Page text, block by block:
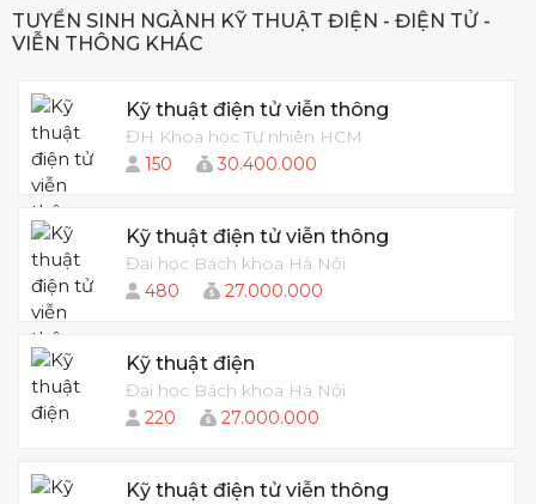
TUYỂN SINH NGÀNH KỸ THUẬT ĐIỆN - ĐIỆN TỬ -
VIỄN THÔNG KHÁC
Kỹ thuật điện tử viễn thông
ĐH Khoa học Tự nhiên HCM
150
30.400.000
Kỹ thuật điện tử viễn thông
Đại học Bách khoa Hà Nội
480
27.000.000
Kỹ thuật điện
Đại học Bách khoa Hà Nội
220
27.000.000
Kỹ thuật điện tử viễn thông